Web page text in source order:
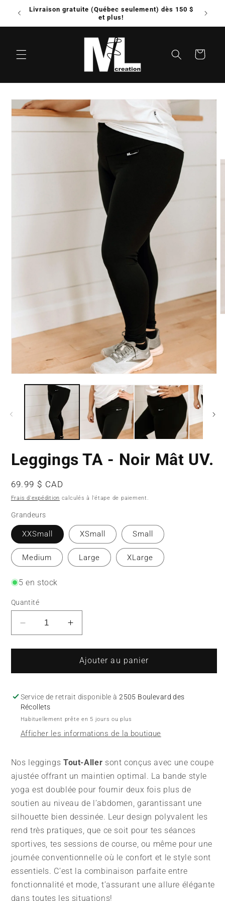
passer
contenu
Livraison gratuite (Québec seulement) dès 150 $
et plus!
Panier
Passer aux
informations
produits
Leggings TA - Noir Mât UV.
Prix
habituel
69.99 $ CAD
Frais d'expédition calculés à l'étape de paiement.
Grandeurs
XXSmall XSmall Small
Medium Large XLarge
5 en stock
Quantité
Réduire
la
quantité
Leggings
-
Noir
Mât
Augmenter
la
quantité
de
Leggings
-
Mât
Ajouter au panier
Service de retrait disponible à2505 Boulevard des
Récollets
Habituellement prête en 5 jours ou plus
Afficher les informations de la boutique
Nos leggings Tout-Aller sont conçus avec une coupe
ajustée offrant un maintien optimal. La bande style
yoga est doublée pour fournir deux fois plus de
soutien au niveau de l’abdomen, garantissant une
silhouette bien dessinée. Leur design polyvalent les
rend très pratiques, que ce soit pour tes séances
sportives, tes sessions de course, ou même pour une
journée conventionnelle où le confort et le style sont
essentiels. C’est la combinaison parfaite entre
fonctionnalité et mode, t’assurant une allure élégante
dans toutes les situations!